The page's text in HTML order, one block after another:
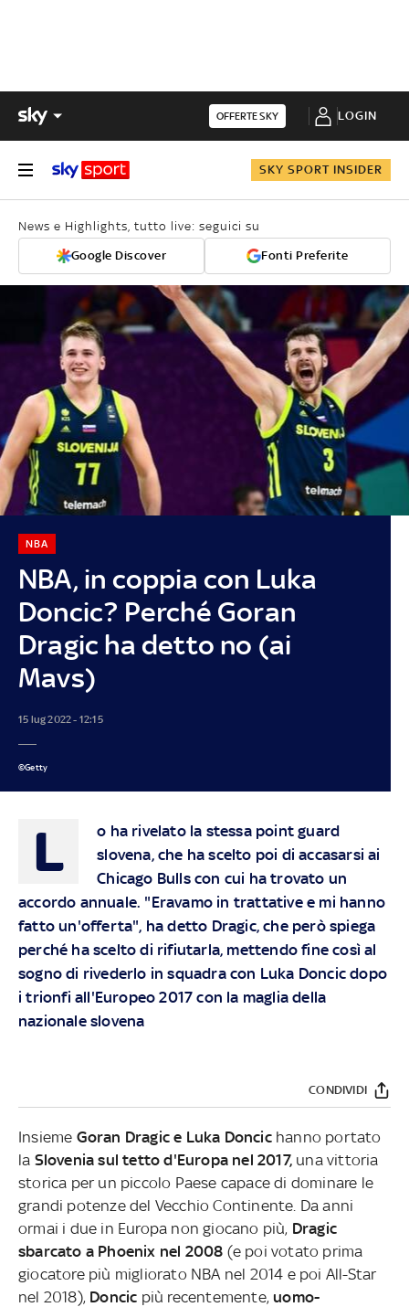
OFFERTE SKY LOGIN
SKY SPORT INSIDER
News e Highlights, tutto live: seguici su
Google Discover Fonti Preferite
NBA, in coppia con Luka
Doncic? Perché Goran
Dragic ha detto no (ai
Mavs)
NBA
15 lug 2022 - 12:15
©Getty
L
o ha rivelato la stessa point guard
slovena, che ha scelto poi di accasarsi ai
Chicago Bulls con cui ha trovato un
accordo annuale. "Eravamo in trattative e mi hanno
fatto un'offerta", ha detto Dragic, che però spiega
perché ha scelto di rifiutarla, mettendo fine così al
sogno di rivederlo in squadra con Luka Doncic dopo
i trionfi all'Europeo 2017 con la maglia della
nazionale slovena
CONDIVIDI
Insieme Goran Dragic e Luka Doncichanno portato
la Slovenia sul tetto d'Europa nel 2017, una vittoria
storica per un piccolo Paese capace di dominare le
grandi potenze del Vecchio Continente. Da anni
ormai i due in Europa non giocano più, Dragic
sbarcato a Phoenix nel 2008 (e poi votato prima
giocatore più migliorato NBA nel 2014 e poi All-Star
nel 2018), Doncic più recentemente, uomo-